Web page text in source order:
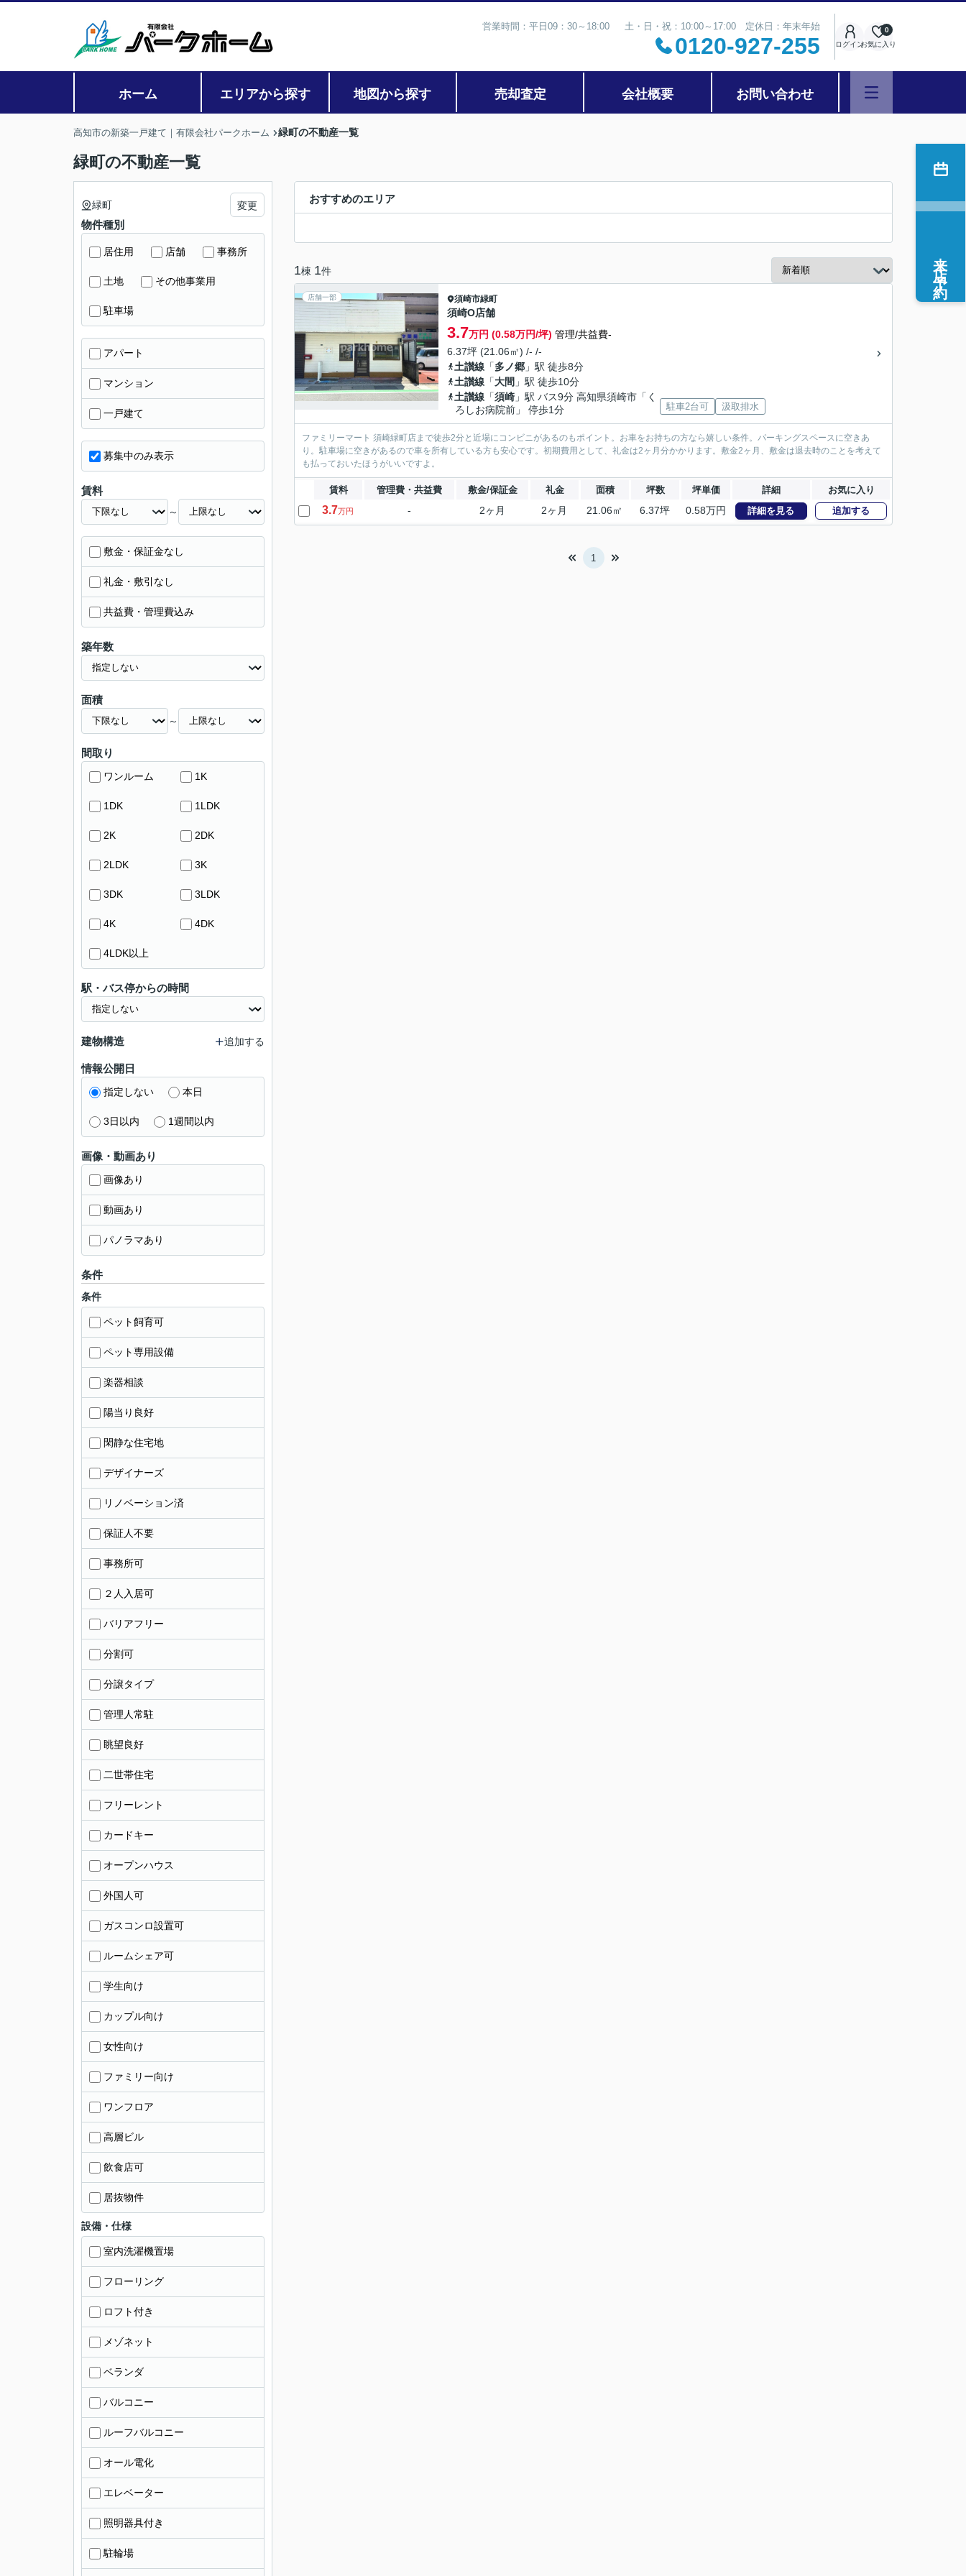
営業時間：平日09：30～18:00 土・日・祝：10:00～17:00 定休日：年末年始
0120-927-255 ログインお気に入り
0
ホーム エリアから探す 地図から探す 売却査定 会社概要 お問い合わせ
高知市の新築一戸建て｜有限会社パークホーム 緑町の不動産一覧
緑町の不動産一覧
おすすめのエリア
1棟 1件
店舗一部 須崎市緑町
須崎O店舗
3.7万円 (0.58万円/坪) 管理/共益費-
6.37坪 (21.06㎡) /- /-
土讃線 「多ノ郷 」駅 徒歩8分
土讃線 「大間 」駅 徒歩10分
土讃線 「須崎 」駅 バス9分 高知県須崎市「く
ろしお病院前」 停歩1分
駐車2台可 汲取排水
ファミリーマート 須崎緑町店まで徒歩2分と近場にコンビニがあるのもポイント。お車をお持ちの方なら嬉しい条件。パーキングスペースに空きあ
り。駐車場に空きがあるので車を所有している方も安心です。初期費用として、礼金は2ヶ月分かかります。敷金2ヶ月、敷金は退去時のことを考えて
も払っておいたほうがいいですよ。
賃料 管理費・共益費 敷金/保証金 礼金 面積 坪数 坪単価 詳細 お気に入り
3.7万円 - 2ヶ月 2ヶ月 21.06㎡ 6.37坪 0.58万円 詳細を見る 追加する
1
緑町 変更
物件種別
居住用 店舗 事務所
土地 その他事業用
駐車場
アパート
マンション
一戸建て
募集中のみ表示
賃料
～
敷金・保証金なし
礼金・敷引なし
共益費・管理費込み
築年数
面積
～
間取り
ワンルーム 1K
1DK 1LDK
2K 2DK
2LDK 3K
3DK 3LDK
4K 4DK
4LDK以上
駅・バス停からの時間
建物構造 追加する
情報公開日
指定しない 本日
3日以内 1週間以内
画像・動画あり
画像あり
動画あり
パノラマあり
条件
条件
ペット飼育可
ペット専用設備
楽器相談
陽当り良好
閑静な住宅地
デザイナーズ
リノベーション済
保証人不要
事務所可
２人入居可
バリアフリー
分割可
分譲タイプ
管理人常駐
眺望良好
二世帯住宅
フリーレント
カードキー
オープンハウス
外国人可
ガスコンロ設置可
ルームシェア可
学生向け
カップル向け
女性向け
ファミリー向け
ワンフロア
高層ビル
飲食店可
居抜物件
設備・仕様
室内洗濯機置場
フローリング
ロフト付き
メゾネット
ベランダ
バルコニー
ルーフバルコニー
オール電化
エレベーター
照明器具付き
駐輪場
来店予約